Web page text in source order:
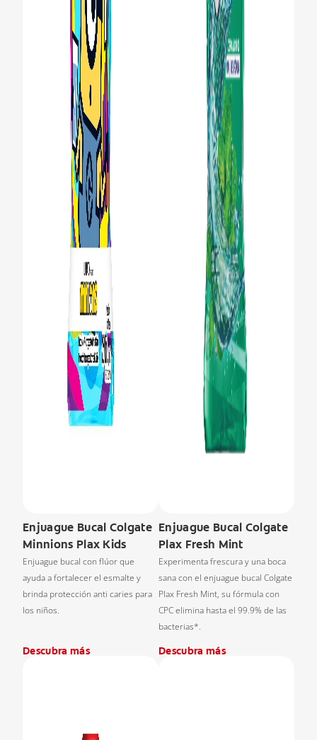
Enjuague Bucal Colgate
Minnions Plax Kids
Enjuague bucal con flúor que
ayuda a fortalecer el esmalte y
brinda protección anti caries para
los niños.
Descubra más
Enjuague Bucal Colgate
Plax Fresh Mint
Experimenta frescura y una boca
sana con el enjuague bucal Colgate
Plax Fresh Mint, su fórmula con
CPC elimina hasta el 99.9% de las
bacterias*.
Descubra más